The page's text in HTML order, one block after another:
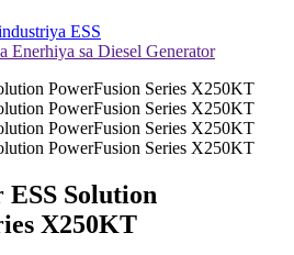
ESS
Enerhiya sa Diesel Generator
Solution
X250KT